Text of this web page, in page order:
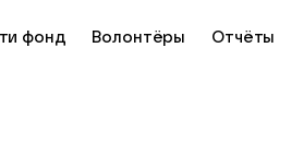
фонд Волонтёры Отчёты